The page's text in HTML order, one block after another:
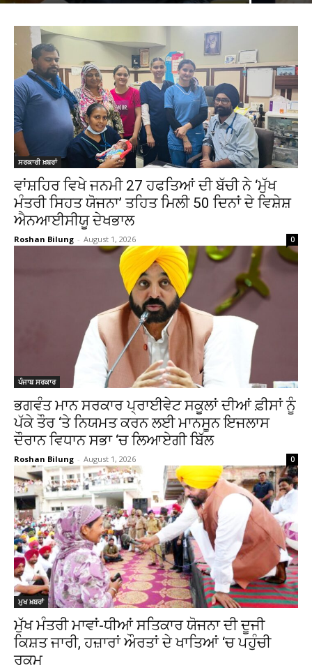
ਸਰਕਾਰੀ ਖ਼ਬਰਾਂ
ਵਾਂਸ਼ਹਿਰ ਵਿਖੇ ਜਨਮੀ 27 ਹਫਤਿਆਂ ਦੀ ਬੱਚੀ ਨੇ ‘ਮੁੱਖ
ਮੰਤਰੀ ਸਿਹਤ ਯੋਜਨਾ’ ਤਹਿਤ ਮਿਲੀ 50 ਦਿਨਾਂ ਦੇ ਵਿਸ਼ੇਸ਼
ਐਨਆਈਸੀਯੂ ਦੇਖਭਾਲ
Roshan Bilung - August 1, 2026 0
ਪੰਜਾਬ ਸਰਕਾਰ
ਭਗਵੰਤ ਮਾਨ ਸਰਕਾਰ ਪ੍ਰਾਈਵੇਟ ਸਕੂਲਾਂ ਦੀਆਂ ਫ਼ੀਸਾਂ ਨੂੰ
ਪੱਕੇ ਤੌਰ ‘ਤੇ ਨਿਯਮਤ ਕਰਨ ਲਈ ਮਾਨਸੂਨ ਇਜਲਾਸ
ਦੌਰਾਨ ਵਿਧਾਨ ਸਭਾ ‘ਚ ਲਿਆਏਗੀ ਬਿੱਲ
Roshan Bilung - August 1, 2026 0
ਮੁਖ ਖ਼ਬਰਾਂ
ਮੁੱਖ ਮੰਤਰੀ ਮਾਵਾਂ-ਧੀਆਂ ਸਤਿਕਾਰ ਯੋਜਨਾ ਦੀ ਦੂਜੀ
ਕਿਸ਼ਤ ਜਾਰੀ, ਹਜ਼ਾਰਾਂ ਔਰਤਾਂ ਦੇ ਖਾਤਿਆਂ ‘ਚ ਪਹੁੰਚੀ
ਰਕਮ